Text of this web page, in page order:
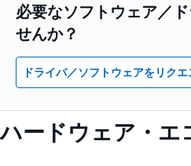
必要なソフトウェア／
せんか？
ドライバ／ソフトウェアをリクエ
ハードウェア・エ